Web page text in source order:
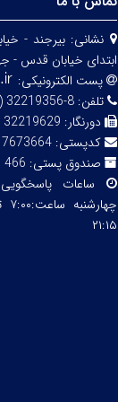
نشانی: بیرجند -
ابتدای خیابان قدس -
پست الکترونیکی:
تلفن:8-32219356 (056)
دورنگار: 32219629
کدپستی:
صندوق پستی: 466
ساعات
۲۱:۱۵